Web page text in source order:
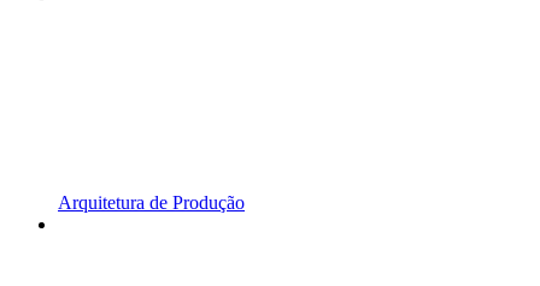
Arquitetura de Produção